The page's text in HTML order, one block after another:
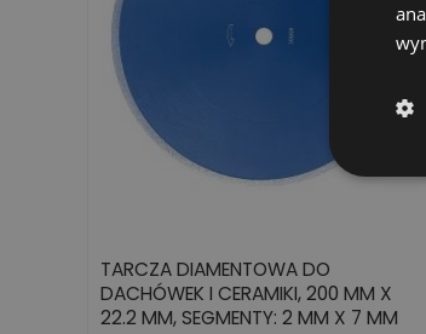
TARCZA DIAMENTOWA DO
DACHÓWEK I CERAMIKI, 200 MM X
22.2 MM, SEGMENTY: 2 MM X 7 MM